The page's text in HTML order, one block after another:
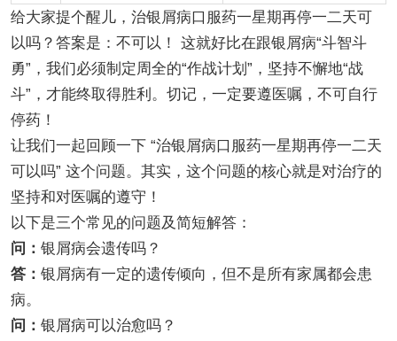
给大家提个醒儿，治银屑病口服药一星期再停一二天可
以吗？答案是：不可以！ 这就好比在跟银屑病“斗智斗
勇”，我们必须制定周全的“作战计划”，坚持不懈地“战
斗”，才能终取得胜利。切记，一定要遵医嘱，不可自行
停药！
让我们一起回顾一下 “治银屑病口服药一星期再停一二天
可以吗” 这个问题。其实，这个问题的核心就是对治疗的
坚持和对医嘱的遵守！
以下是三个常见的问题及简短解答：
问： 银屑病会遗传吗？
答： 银屑病有一定的遗传倾向，但不是所有家属都会患
病。
问： 银屑病可以治愈吗？